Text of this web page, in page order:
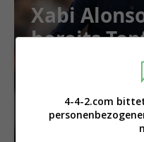
Xabi
bereits
anderem
4-4-2.com